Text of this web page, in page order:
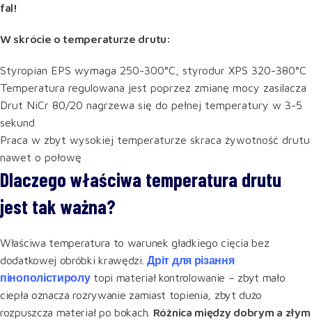
fal!
W skrócie o temperaturze drutu:
Styropian EPS wymaga 250-300°C, styrodur XPS 320-380°C
Temperatura regulowana jest poprzez zmianę mocy zasilacza
Drut NiCr 80/20 nagrzewa się do pełnej temperatury w 3-5
sekund
Praca w zbyt wysokiej temperaturze skraca żywotność drutu
nawet o połowę
Dlaczego właściwa temperatura drutu
jest tak ważna?
Właściwa temperatura to warunek gładkiego cięcia bez
dodatkowej obróbki krawędzi.Дріт для різання
пінополістиролуtopi materiał kontrolowanie – zbyt mało
ciepła oznacza rozrywanie zamiast topienia, zbyt dużo
rozpuszcza materiał po bokach. Różnica między dobrym a złym